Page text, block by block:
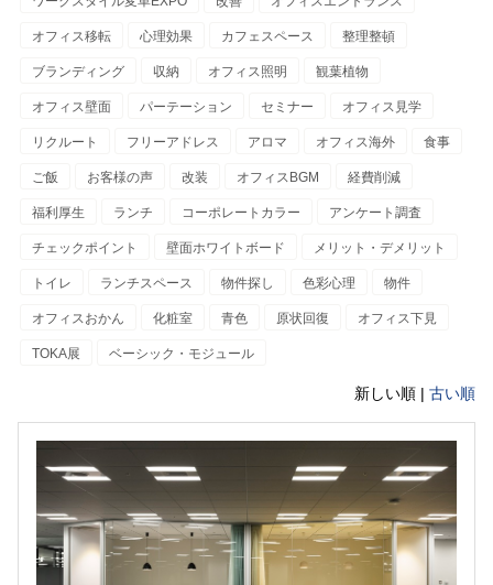
オフィス移転 心理効果 カフェスペース 整理整頓
ブランディング 収納 オフィス照明 観葉植物
オフィス壁面 パーテーション セミナー オフィス見学
リクルート フリーアドレス アロマ オフィス海外 食事
ご飯 お客様の声 改装 オフィスBGM 経費削減
福利厚生 ランチ コーポレートカラー アンケート調査
チェックポイント 壁面ホワイトボード メリット・デメリット
トイレ ランチスペース 物件探し 色彩心理 物件
オフィスおかん 化粧室 青色 原状回復 オフィス下見
TOKA展 ベーシック・モジュール
新しい順 | 古い順